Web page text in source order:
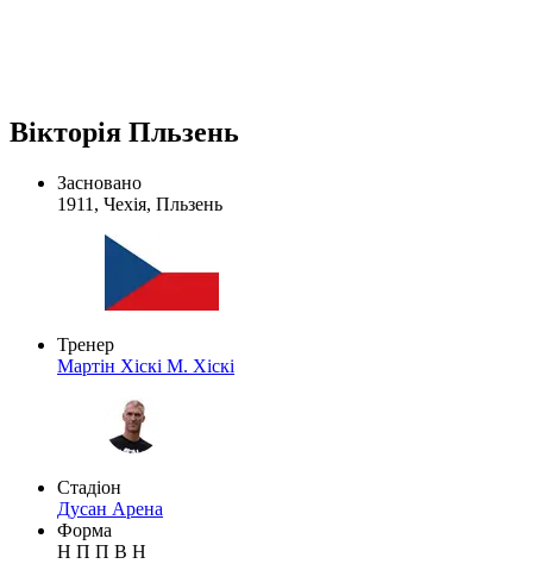
Вікторія Пльзень
Засновано
1911, Чехія, Пльзень
Тренер
Мартін Хіскі М. Хіскі
Стадіон
Дусан Арена
Форма
Н П П В Н